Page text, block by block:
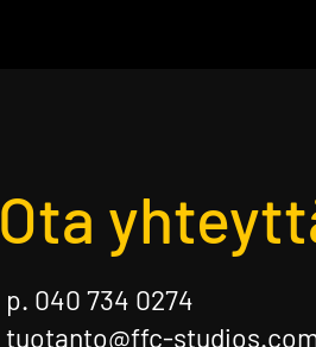
Ota
p. 040 734 0274
tuotanto@ffc-